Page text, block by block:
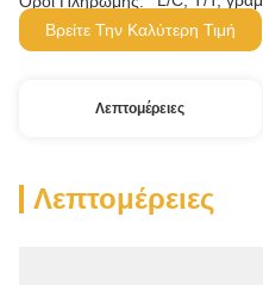
Βρείτε Την Καλύτερη Τιμή
Λεπτομέρειες
Λεπτομέρειες